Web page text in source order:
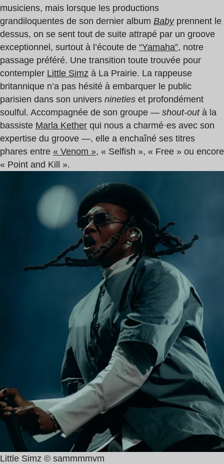
musiciens, mais lorsque les productions
grandiloquentes de son dernier album Babyprennent le
dessus, on se sent tout de suite attrapé par un groove
exceptionnel, surtout à l’écoute de “Yamaha”, notre
passage préféré. Une transition toute trouvée pour
contempler Little Simz à La Prairie. La rappeuse
britannique n’a pas hésité à embarquer le public
parisien dans son univers nineties et profondément
soulful. Accompagnée de son groupe — shout-outà la
bassiste Marla Kether qui nous a charmé·es avec son
expertise du groove —, elle a enchaîné ses titres
phares entre « Venom », « Selfish », « Free » ou encore
« Point and Kill ».
Little Simz © sammmmvm